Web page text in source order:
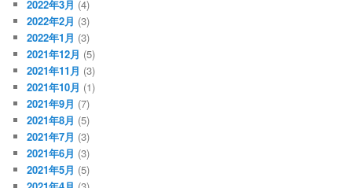
2022年3月 (4)
2022年2月 (3)
2022年1月 (3)
2021年12月 (5)
2021年11月 (3)
2021年10月 (1)
2021年9月 (7)
2021年8月 (5)
2021年7月 (3)
2021年6月 (3)
2021年5月 (5)